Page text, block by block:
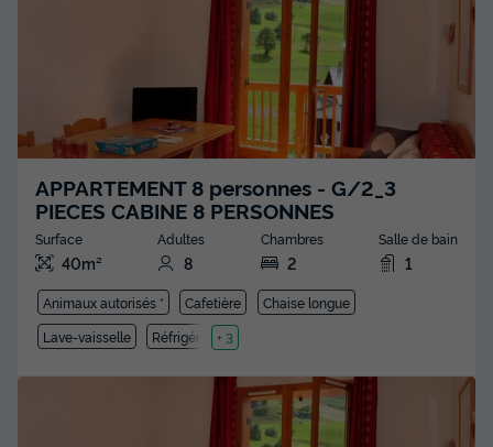
APPARTEMENT 8 personnes - G/2_3
PIECES CABINE 8 PERSONNES
Surface
40m²
Adultes
8
Chambres
2
Salle de bain
1
Animaux autorisés * Cafetière
Chaise longue
Lave-vaisselle
Réfrigérateur
+ 3